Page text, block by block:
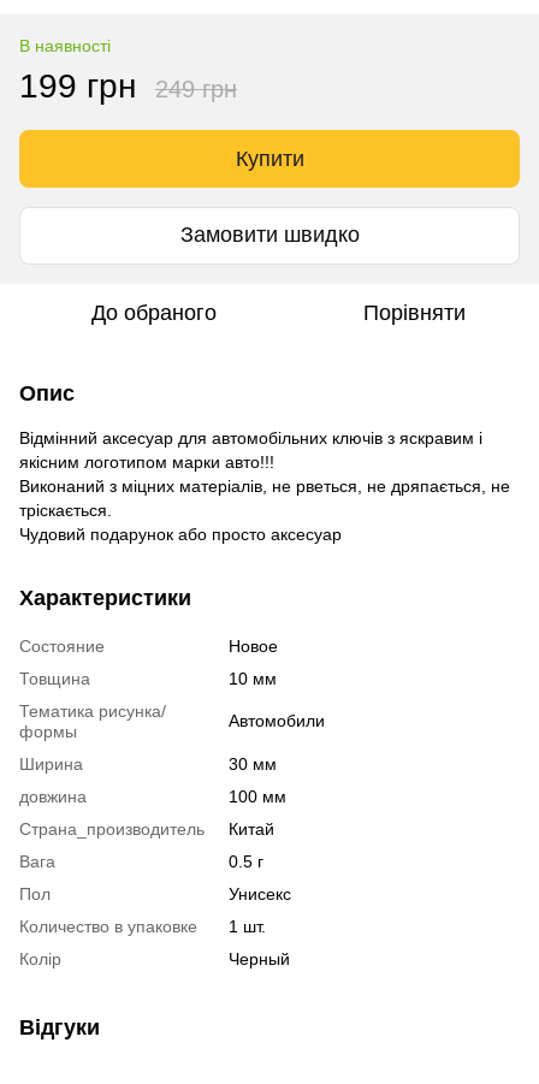
В наявності
199 грн 249 грн
Купити
Замовити швидко
До обраного Порівняти
Опис
Відмінний аксесуар для автомобільних ключів з яскравим і
якісним логотипом марки авто!!!
Виконаний з міцних матеріалів, не рветься, не дряпається, не
тріскається.
Чудовий подарунок або просто аксесуар
Характеристики
Состояние
Новое
Товщина
10 мм
Тематика рисунка/
формы
Автомобили
Ширина
30 мм
довжина
100 мм
Страна_производитель
Китай
Вага
0.5 г
Пол
Унисекс
Количество в упаковке
1 шт.
Колір
Черный
Відгуки